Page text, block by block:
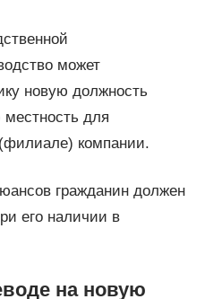
может
новую должность
для
компании.
гражданин должен
его наличии в
на новую